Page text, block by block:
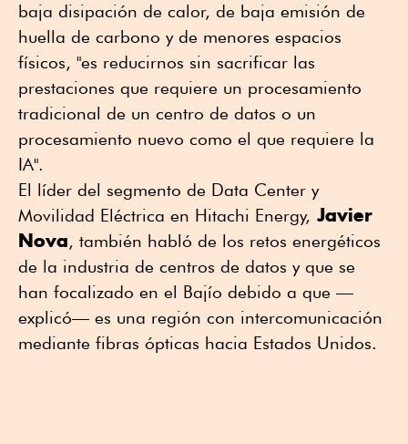
baja disipación de calor, de baja emisión de
huella de carbono y de menores espacios
físicos, "es reducirnos sin sacrificar las
prestaciones que requiere un procesamiento
tradicional de un centro de datos o un
procesamiento nuevo como el que requiere la
IA".
El líder del segmento de Data Center y
Movilidad Eléctrica en Hitachi Energy, Javier
Nova, también habló de los retos energéticos
de la industria de centros de datos y que se
han focalizado en el Bajío debido a que —
explicó— es una región con intercomunicación
mediante fibras ópticas hacia Estados Unidos.